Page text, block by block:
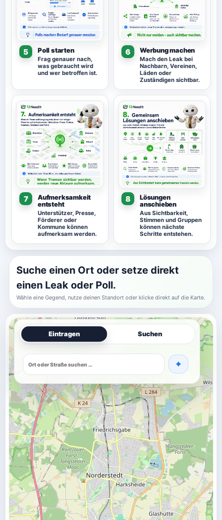
5 Poll starten
Frag genauer nach,
was gebraucht wird
und wer betroffen ist.
6 Werbung machen
Mach den Leak bei
Nachbarn, Vereinen,
Läden oder
Zuständigen sichtbar.
7
Aufmerksamkeit
entsteht
Unterstützer, Presse,
Förderer oder
Kommune können
aufmerksam werden.
8
Lösungen
anschieben
Aus Sichtbarkeit,
Stimmen und Gruppen
können nächste
Schritte entstehen.
Suche einen Ort oder setze direkt
einen Leak oder Poll.
Wähle eine Gegend, nutze deinen Standort oder klicke direkt auf die Karte.
Eintragen Suchen
Adresse suchen
⌖